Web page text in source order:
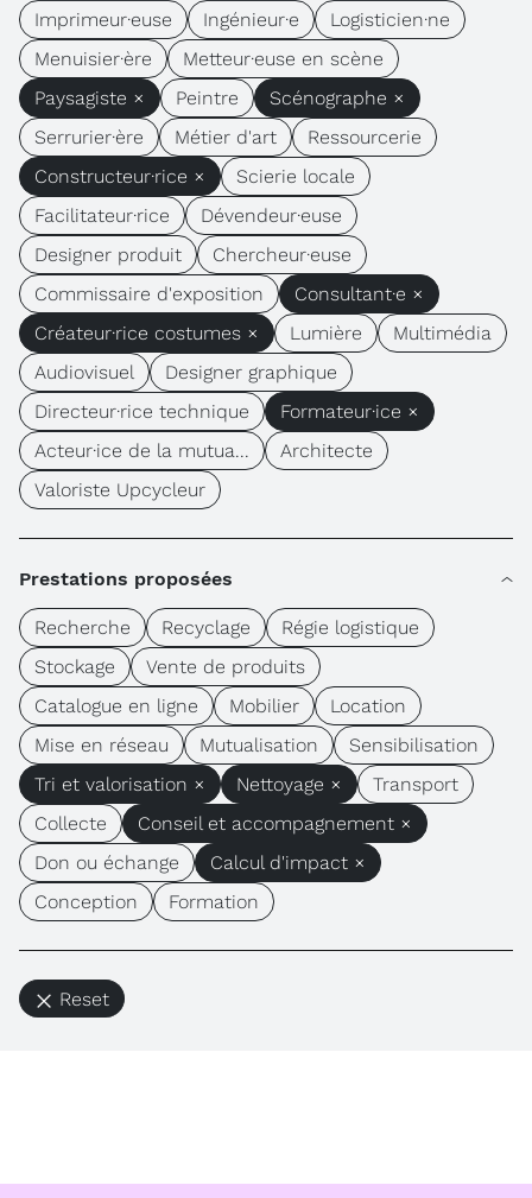
Imprimeur·euse Ingénieur·e
Logisticien·ne
Menuisier·ère
Metteur·euse en scène
Paysagiste ×
Peintre
Scénographe ×
Serrurier·ère
Métier d'art
Ressourcerie
Constructeur·rice ×
Scierie locale
Facilitateur·rice
Dévendeur·euse
Designer produit
Chercheur·euse
Commissaire d'exposition
Consultant·e ×
Créateur·rice costumes ×
Lumière
Multimédia
Audiovisuel
Designer graphique
Directeur·rice technique
Formateur·ice ×
Acteur·ice de la mutua...
Architecte
Valoriste Upcycleur
Prestations proposées
Recherche Recyclage
Régie logistique
Stockage
Vente de produits
Catalogue en ligne
Mobilier
Location
Mise en réseau
Mutualisation
Sensibilisation
Tri et valorisation ×
Nettoyage ×
Transport
Collecte
Conseil et accompagnement ×
Don ou échange
Calcul d'impact ×
Conception
Formation
Reset